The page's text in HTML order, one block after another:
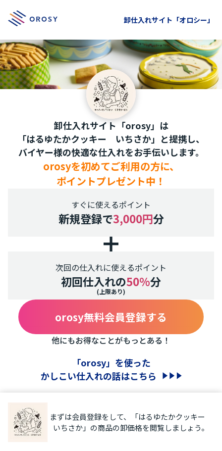
卸仕入れサイト「オロシー」
卸仕入れサイト「orosy」は
「はるゆたかクッキー いちさか」と提携し、
バイヤー様の快適な仕入れをお手伝いします。
orosyを初めてご利用の方に、
ポイントプレゼント中！
すぐに使えるポイント
新規登録で3,000円分
次回の仕入れに使えるポイント
初回仕入れの50%分
(上限あり)
orosy無料会員登録する
他にもお得なことがもっとある！
「orosy」を使った
かしこい仕入れの話はこちら
まずは会員登録をして、「はるゆたかクッキー
いちさか」の商品の卸価格を閲覧しましょう。